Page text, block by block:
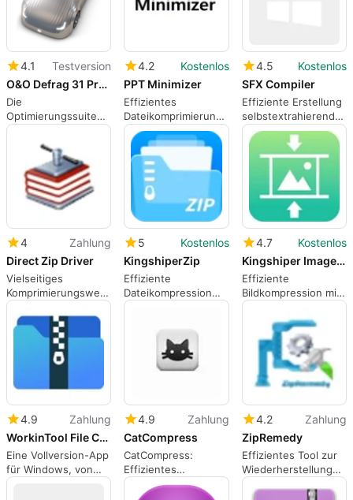
4.1
Testversion
O&O Defrag 31 Professional
Die
Optimierungssuite
für Windows 11
4.2
Kostenlos
PPT Minimizer
Effizientes
Dateikomprimierungstool
für Bürodaten
4.5
Kostenlos
SFX Compiler
Effiziente Erstellung
selbstextrahierender
Archive
4
Zahlung
Direct Zip Driver
Vielseitiges
Komprimierungswerkzeug
für Windows
5
Kostenlos
KingshiperZip
Effiziente
Dateikompression
mit KingshiperZip
4.7
Kostenlos
Kingshiper Image Compressor
Effiziente
Bildkompression mit
Kingshiper
4.9
Zahlung
WorkinTool File Compressor
Eine Vollversion-App
für Windows, von
WorkinTool.
4.9
Zahlung
CatCompress
CatCompress:
Effizientes
Komprimieren von
Dateien
4.2
Zahlung
ZipRemedy
Effizientes Tool zur
Wiederherstellung
von ZIP-Dateien